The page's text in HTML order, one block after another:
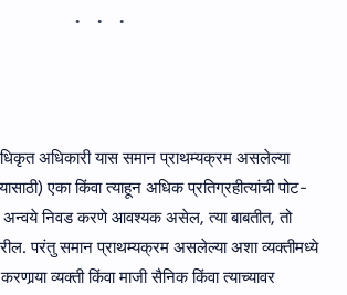
अधिकारी यास समान प्राथम्यक्रम असलेल्या
एका किंवा त्याहून अधिक प्रतिग्रहीत्यांची पोट-
निवड करणे आवश्यक असेल, त्या बाबतीत, तो
परंतु समान प्राथम्यक्रम असलेल्या अशा व्यक्तीमध्ये
व्यक्ती किंवा माजी सैनिक किंवा त्याच्यावर